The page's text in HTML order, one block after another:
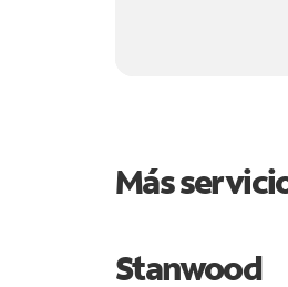
Más
Stanwood